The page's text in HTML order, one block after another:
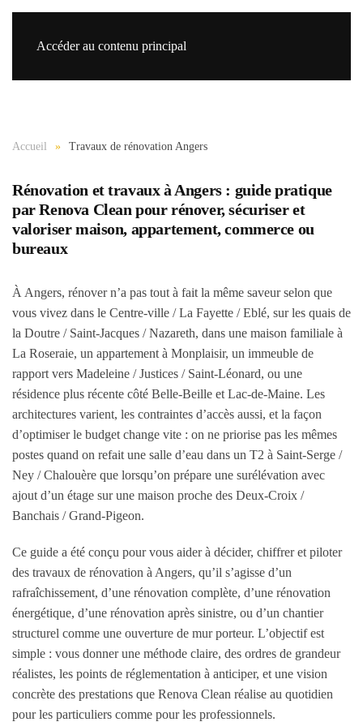
Accéder au contenu principal
Accueil Travaux de rénovation Angers
Rénovation et travaux à Angers : guide pratique
par Renova Clean pour rénover, sécuriser et
valoriser maison, appartement, commerce ou
bureaux
À Angers, rénover n’a pas tout à fait la même saveur selon que
vous vivez dans le Centre-ville / La Fayette / Eblé, sur les quais de
la Doutre / Saint-Jacques / Nazareth, dans une maison familiale à
La Roseraie, un appartement à Monplaisir, un immeuble de
rapport vers Madeleine / Justices / Saint-Léonard, ou une
résidence plus récente côté Belle-Beille et Lac-de-Maine. Les
architectures varient, les contraintes d’accès aussi, et la façon
d’optimiser le budget change vite : on ne priorise pas les mêmes
postes quand on refait une salle d’eau dans un T2 à Saint-Serge /
Ney / Chalouère que lorsqu’on prépare une surélévation avec
ajout d’un étage sur une maison proche des Deux-Croix /
Banchais / Grand-Pigeon.
Ce guide a été conçu pour vous aider à décider, chiffrer et piloter
des travaux de rénovation à Angers, qu’il s’agisse d’un
rafraîchissement, d’une rénovation complète, d’une rénovation
énergétique, d’une rénovation après sinistre, ou d’un chantier
structurel comme une ouverture de mur porteur. L’objectif est
simple : vous donner une méthode claire, des ordres de grandeur
réalistes, les points de réglementation à anticiper, et une vision
concrète des prestations que Renova Clean réalise au quotidien
pour les particuliers comme pour les professionnels.